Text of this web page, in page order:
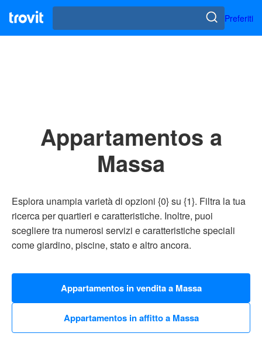
Preferiti
Appartamentos a
Massa
Esplora unampia varietà di opzioni {0} su {1}. Filtra la tua
ricerca per quartieri e caratteristiche. Inoltre, puoi
scegliere tra numerosi servizi e caratteristiche speciali
come giardino, piscine, stato e altro ancora.
Appartamentos in vendita a Massa
Appartamentos in affitto a Massa